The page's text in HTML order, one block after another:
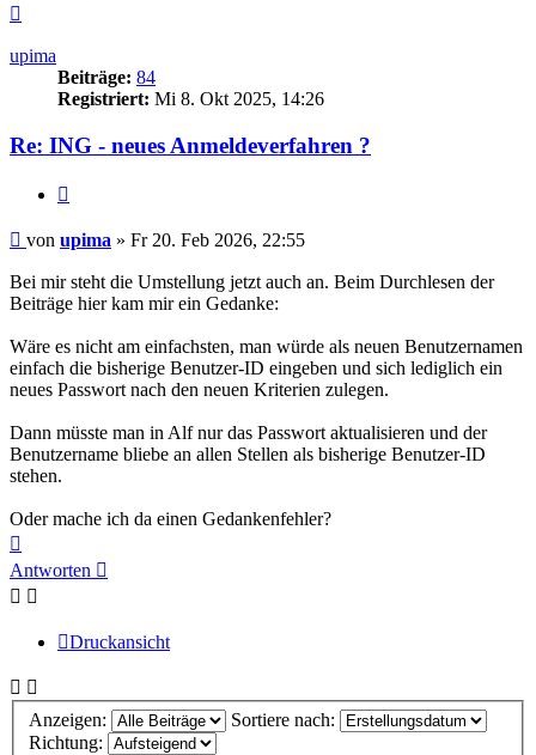
upima
Beiträge: 84
Registriert: Mi 8. Okt 2025, 14:26
Re: ING - neues Anmeldeverfahren ?
Beitrag
von upima » Fr 20. Feb 2026, 22:55
Bei mir steht die Umstellung jetzt auch an. Beim Durchlesen der
Beiträge hier kam mir ein Gedanke:
Wäre es nicht am einfachsten, man würde als neuen Benutzernamen
einfach die bisherige Benutzer-ID eingeben und sich lediglich ein
neues Passwort nach den neuen Kriterien zulegen.
Dann müsste man in Alf nur das Passwort aktualisieren und der
Benutzername bliebe an allen Stellen als bisherige Benutzer-ID
stehen.
Oder mache ich da einen Gedankenfehler?
oben
Antworten
Druckansicht
Anzeigen:
Sortiere nach:
Richtung: